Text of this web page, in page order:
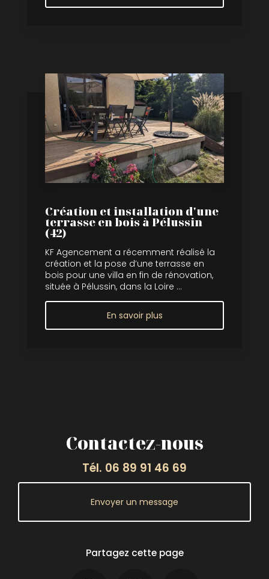
Création et installation d'une
terrasse en bois à Pélussin
(42)
KF Agencement a récemment réalisé la
création et la pose d’une terrasse en
bois pour une villa en fin de rénovation,
située à Pélussin, dans la Loire ...
En savoir plus
Contactez-nous
Tél. 06 89 91 46 69
Envoyer un message
Partagez cette page